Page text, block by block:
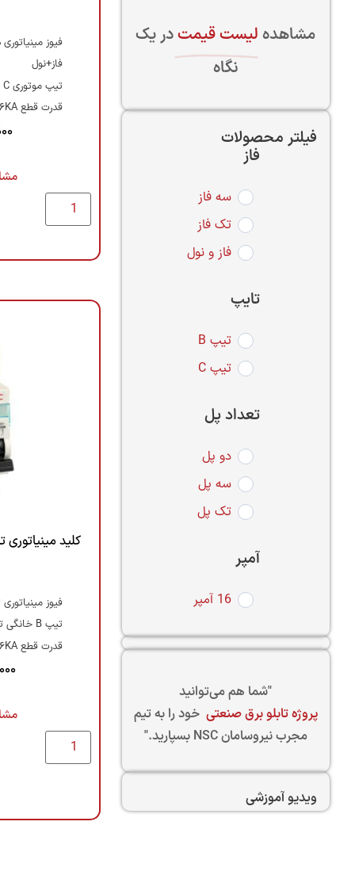
فیوز
فاز+نول
تیپ موتوری C
قدرت قطع 6KA
فیوز
تیپ B خانگی تندکار
قدرت قطع 6KA
مشاهده لیست قیمتدر یک
نگاه
فیلتر محصولات
فاز
سه فاز
تک فاز
فاز و نول
تایپ
تیپ B
تیپ C
تعداد پل
دو پل
سه پل
تک پل
آمپر
16 آمپر
"شما هم می‌توانید
پروژه تابلو برق صنعتی خود را به تیم
مجرب نیروسامان NSC بسپارید."
ویدیو آموزشی